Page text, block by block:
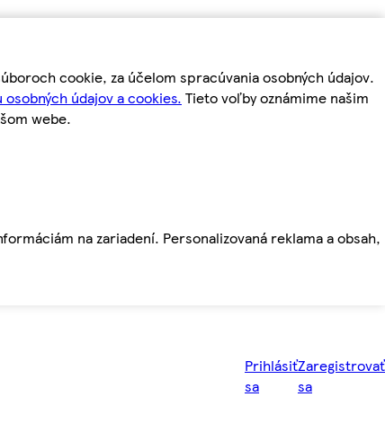
cookie, za účelom spracúvania osobných údajov.
údajov a cookies. Tieto voľby oznámime našim
webe.
na zariadení. Personalizovaná reklama a obsah,
Prihlásiť
sa
Zaregistrovať
sa